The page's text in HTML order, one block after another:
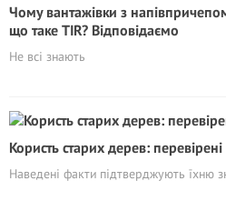
Чому вантажівки з
що таке TIR? Відповідаємо
Не всі знають
Користь cтарих дерев: перевірені
Наведені факти підтверджують їхню